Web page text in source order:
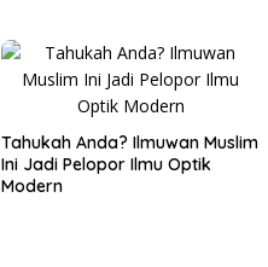
Tahukah Anda? Ilmuwan Muslim
Ini Jadi Pelopor Ilmu Optik
Modern